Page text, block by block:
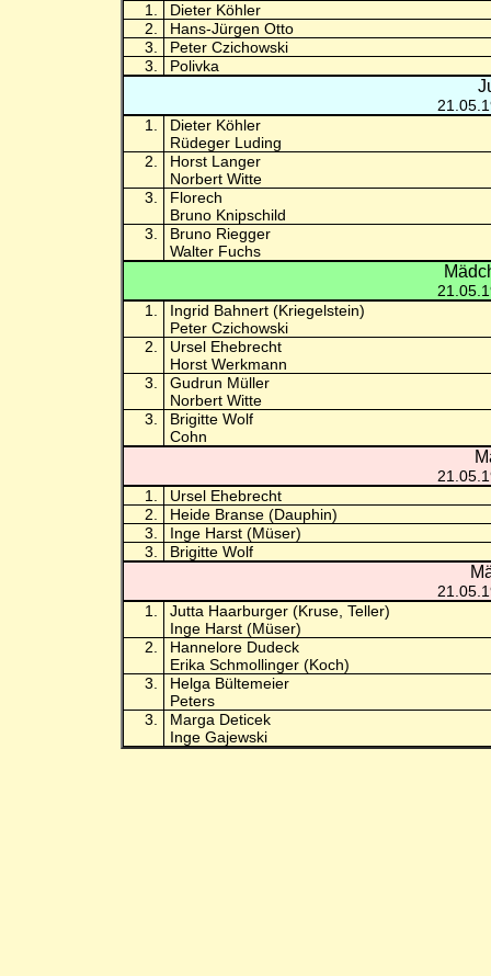
1.
Dieter Köhler
2.
Hans-Jürgen Otto
3.
Peter Czichowski
3.
Polivka
1.
Dieter Köhler
Rüdeger Luding
2.
Horst Langer
Norbert Witte
3.
Florech
Bruno Knipschild
3.
Bruno Riegger
Walter Fuchs
1.
Ingrid Bahnert (Kriegelstein)
Peter Czichowski
2.
Ursel Ehebrecht
Horst Werkmann
3.
Gudrun Müller
Norbert Witte
3.
Brigitte Wolf
Cohn
1.
Ursel Ehebrecht
2.
Heide Branse (Dauphin)
3.
Inge Harst (Müser)
3.
Brigitte Wolf
1.
Jutta Haarburger (Kruse, Teller)
Inge Harst (Müser)
2.
Hannelore Dudeck
Erika Schmollinger (Koch)
3.
Helga Bültemeier
Peters
3.
Marga Deticek
Inge Gajewski